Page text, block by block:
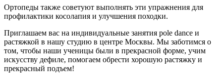
Ортопеды также советуют выполнять эти упражнения для
профилактики косолапия и улучшения походки.
Приглашаем вас на индивидуальные занятия pole dance и
растяжкой в нашу студию в центре Москвы. Мы заботимся о
том, чтобы наши ученицы были в прекрасной форме, учим
искусству дефиле, помогаем обрести хорошую растяжку и
прекрасный подъем!